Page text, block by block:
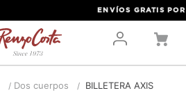
ENVÍOS GRATIS
Dos cuerpos BILLETERA AXIS